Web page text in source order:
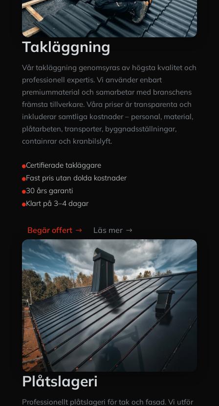
Takläggning
Vår takläggning genomsyras av högsta kvalitet och
professionell expertis. Vi använder enbart
premiummaterial och samarbetar med branschens
främsta tillverkare. Våra priser är transparenta och
inkluderar samtliga kostnader – personal, material,
plåtarbeten, transporter, byggnadsställningar,
containrar och kranbilslyft.
Certifierade takläggare
Fast pris utan dolda kostnader
30 års garanti
Klart på 3–4 dagar
Begär offert Läs mer
Plåtslageri
Professionellt plåtslageri för tak och fasad. Vi utför